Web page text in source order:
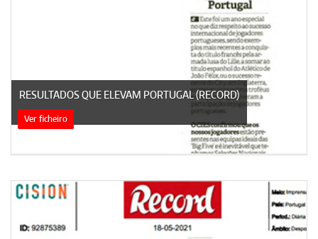
RESULTADOS QUE ELEVAM PORTUGAL (RECORD)
Ver ficheiro